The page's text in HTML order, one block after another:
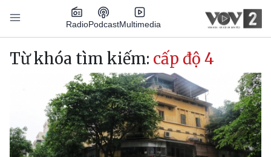
Nhảy đến nội dung
RadioPodcastMultimedia
Main navigation
Từ khóa tìm kiếm: cấp độ 4